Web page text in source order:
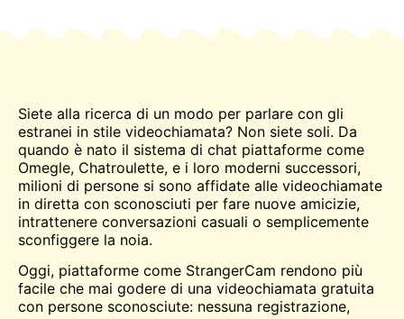
Siete alla ricerca di un modo per parlare con gli
estranei in stile videochiamata? Non siete soli. Da
quando è nato il sistema di chat piattaforme come
Omegle, Chatroulette, e i loro moderni successori,
milioni di persone si sono affidate alle videochiamate
in diretta con sconosciuti per fare nuove amicizie,
intrattenere conversazioni casuali o semplicemente
sconfiggere la noia.
Oggi, piattaforme come StrangerCam rendono più
facile che mai godere di una videochiamata gratuita
con persone sconosciute: nessuna registrazione,